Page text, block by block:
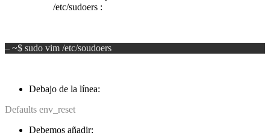
/etc/sudoers :
– ~$ sudo vim /etc/soudoers
Debajo de la línea:
Defaults env_reset
Debemos añadir: